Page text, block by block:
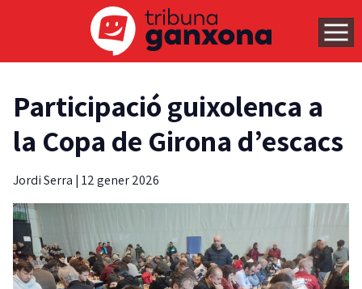
Participació guixolenca a
la Copa de Girona d’escacs
Jordi Serra | 12 gener 2026